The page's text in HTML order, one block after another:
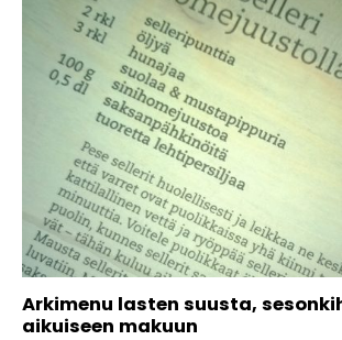
Arkimenu lasten suusta,
aikuiseen makuun